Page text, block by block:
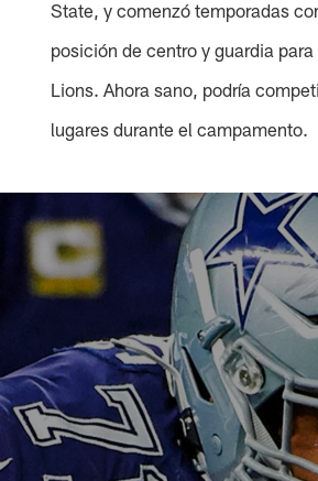
State, y comenzó temporadas
posición de centro y guardia
Lions. Ahora sano, podría
lugares durante el campamento.